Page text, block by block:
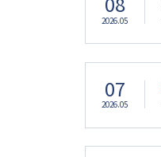
2026.05
07
2026.05